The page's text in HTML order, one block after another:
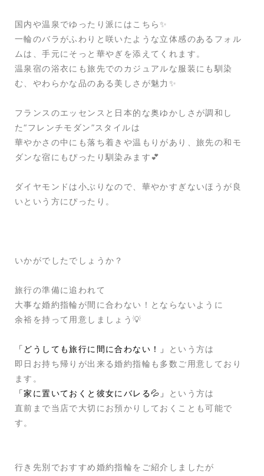
国内や温泉でゆったり派にはこちら✨
一輪のバラがふわりと咲いたような立体感のあるフォル
ムは、手元にそっと華やぎを添えてくれます。
温泉宿の浴衣にも旅先でのカジュアルな服装にも馴染
む、やわらかな品のある美しさが魅力✨
フランスのエッセンスと日本的な奥ゆかしさが調和し
た“フレンチモダン”スタイルは
華やかさの中にも落ち着きや温もりがあり、旅先の和モ
ダンな宿にもぴったり馴染みます💕
ダイヤモンドは小ぶりなので、華やかすぎないほうが良
いという方にぴったり。
いかがでしたでしょうか？
旅行の準備に追われて
大事な婚約指輪が間に合わない！とならないように
余裕を持って用意しましょう💡
「どうしても旅行に間に合わない！」
という方は
即日お持ち帰りが出来る婚約指輪も多数ご用意しており
ます。
「家に置いておくと彼女にバレる💦」
という方は
直前まで当店で大切にお預かりしておくことも可能で
す。
行き先別でおすすめ婚約指輪をご紹介しましたが